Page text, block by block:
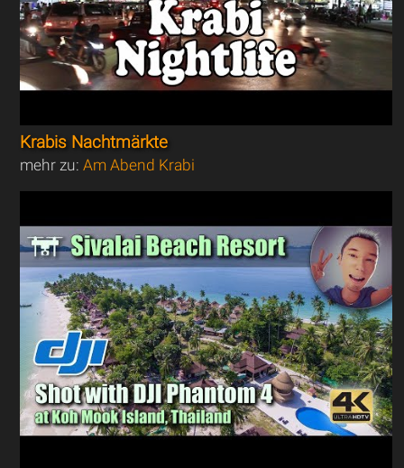
Krabis Nachtmärkte
mehr zu:Am Abend Krabi